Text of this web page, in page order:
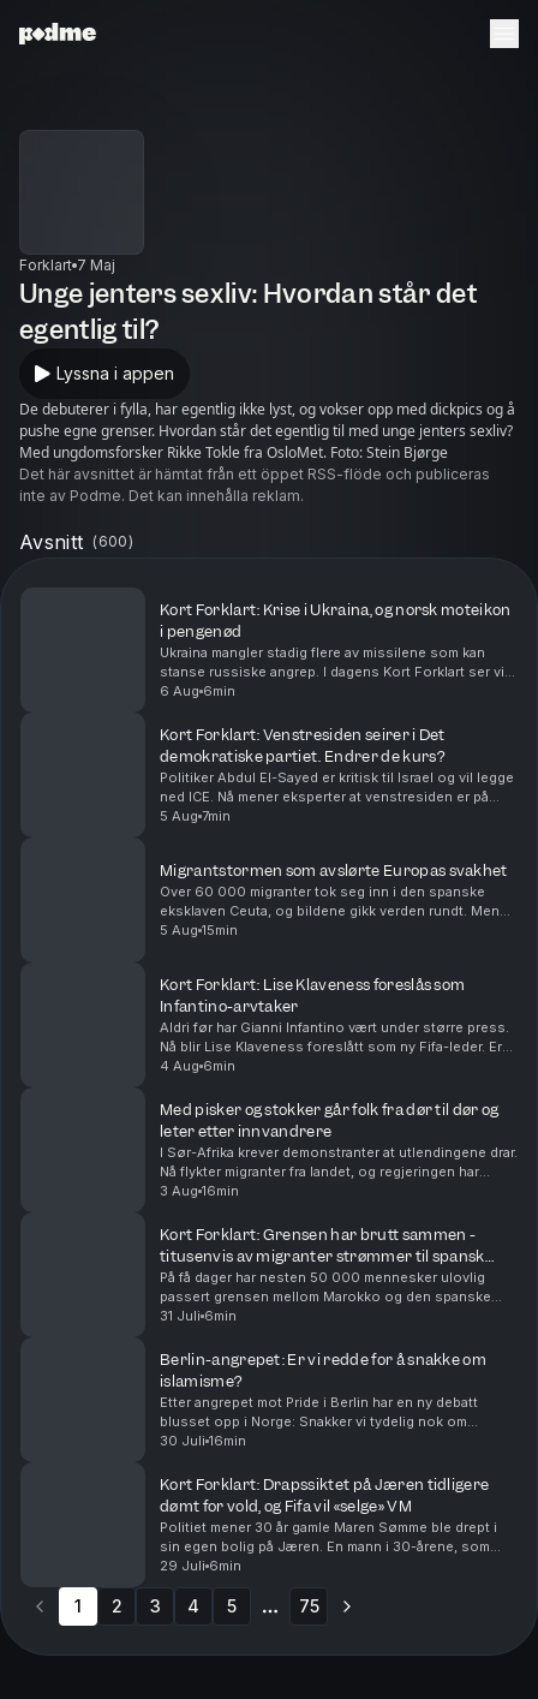
Forklart 7 Maj
Unge jenters sexliv: Hvordan står det
egentlig til?
Lyssna i appen
De debuterer i fylla, har egentlig ikke lyst, og vokser opp med dickpics og å
pushe egne grenser. Hvordan står det egentlig til med unge jenters sexliv?
Med ungdomsforsker Rikke Tokle fra OsloMet. Foto: Stein Bjørge
Det här avsnittet är hämtat från ett öppet RSS-flöde och publiceras
inte av Podme. Det kan innehålla reklam.
Avsnitt (600)
Kort Forklart: Krise i Ukraina, og norsk moteikon
i pengenød
Ukraina mangler stadig flere av missilene som kan
stanse russiske angrep. I dagens Kort Forklart ser vi
på hvorfor det skjer – og hvilke konsekvenser det kan
6 Aug 6min
Kort Forklart: Venstresiden seirer i Det
demokratiske partiet. Endrer de kurs?
Politiker Abdul El-Sayed er kritisk til Israel og vil legge
ned ICE. Nå mener eksperter at venstresiden er på
fremmarsj i Det demokratiske partiet i USA. Vi
5 Aug 7min
Migrantstormen som avslørte Europas svakhet
Over 60 000 migranter tok seg inn i den spanske
eksklaven Ceuta, og bildene gikk verden rundt. Men
den virale fortellingen om hva som skjedde kan bli
5 Aug 15min
Kort Forklart: Lise Klaveness foreslås som
Infantino-arvtaker
Aldri før har Gianni Infantino vært under større press.
Nå blir Lise Klaveness foreslått som ny Fifa-leder. Er
det realistisk? Vi oppsummerer nyhetene for deg, i
4 Aug 6min
Med pisker og stokker går folk fra dør til dør og
leter etter innvandrere
I Sør-Afrika krever demonstranter at utlendingene drar.
Nå flykter migranter fra landet, og regjeringen har
deportert over 50 000. Både folk i gatene og
3 Aug 16min
Kort Forklart: Grensen har brutt sammen -
titusenvis av migranter strømmer til spansk
eksklave
På få dager har nesten 50 000 mennesker ulovlig
passert grensen mellom Marokko og den spanske
eksklaven Ceuta. Mange har tatt sjøveien med
gjerder. N...
31 Juli 6min
Berlin-angrepet: Er vi redde for å snakke om
islamisme?
Etter angrepet mot Pride i Berlin har en ny debatt
blusset opp i Norge: Snakker vi tydelig nok om
ideologien bak islamistisk terror? Og hva sier
Med u...
30 Juli 16min
Kort Forklart: Drapssiktet på Jæren tidligere
dømt for vold, og Fifa vil «selge» VM
Politiet mener 30 år gamle Maren Sømme ble drept i
sin egen bolig på Jæren. En mann i 30-årene, som
også var Sømmes kjæreste og samboer, er siktet for
drap. Han ble pågrepet en drøy uke før dødsfallet...
29 Juli 6min
1 2 3 4 5 75